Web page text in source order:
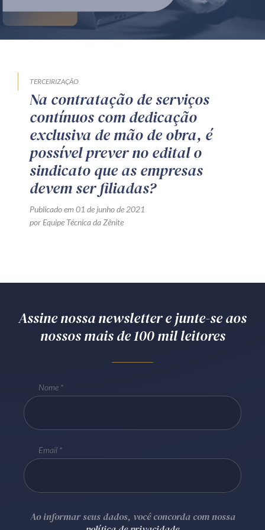
Produtos e serviços
Mentoria Zênite
Capacitação
Zênite Online
Eventos presenciais
Zênite in Company
Diferenciais
Av. Sete de Setembro, 4698
Batel Curitiba/PR CEP 80240-000
TERCEIRIZAÇÃO
Na contratação de serviços
contínuos com dedicação
exclusiva de mão de obra, é
possível prever no edital o
sindicato que as empresas
devem ser filiadas?
Publicado em 01 de junho de 2021
por Equipe Técnica da Zênite
Assine nossa newsletter e junte-se aos
nossos mais de 100 mil leitores
Nome
Email
Ao informar seus dados, você concorda com nossa